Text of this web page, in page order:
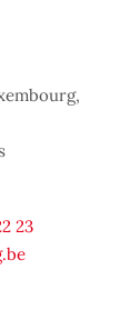
23